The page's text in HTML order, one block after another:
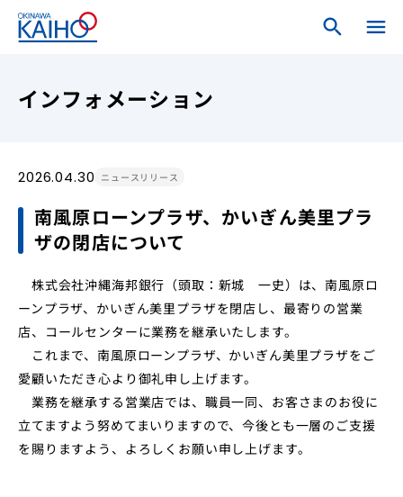
search menu
ホーム
search close
ログインメニュー
法人・個人事業主のお客さま
海邦銀行について
店舗・ATM 金利・手数料 よくあるご質問
インフォメーション
2026.04.30 ニュースリリース
南風原ローンプラザ、かいぎん美里プラ
ザの閉店について
株式会社沖縄海邦銀行（頭取：新城 一史）は、南風原ロ
ーンプラザ、かいぎん美里プラザを閉店し、最寄りの営業
店、コールセンターに業務を継承いたします。
これまで、南風原ローンプラザ、かいぎん美里プラザをご
愛顧いただき心より御礼申し上げます。
業務を継承する営業店では、職員一同、お客さまのお役に
立てますよう努めてまいりますので、今後とも一層のご支援
を賜りますよう、よろしくお願い申し上げます。